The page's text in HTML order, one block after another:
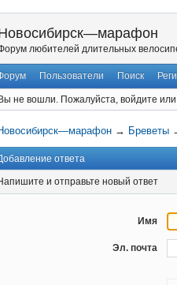
любителей длительных
Пользователи Поиск
не вошли. Пожалуйста, войдите или
→ Бреветы
ответа
и отправьте новый ответ
Имя
Эл. почта